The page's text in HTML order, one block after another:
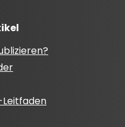
Leitfaden